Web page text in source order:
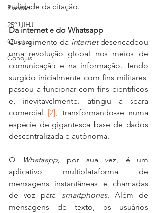
Plantão
25º UIHJ
Quintos
Conojus
nulidade da citação.
Da internet e do Whatsapp
O surgimento da internet desencadeou
uma revolução global nos meios de
comunicação e na informação. Tendo
surgido inicialmente com fins militares,
passou a funcionar com fins científicos
e, inevitavelmente, atingiu a seara
comercial [2], transformando-se numa
espécie de gigantesca base de dados
descentralizada e autônoma.
O Whatsapp, por sua vez, é um
aplicativo multiplataforma de
mensagens instantâneas e chamadas
de voz para smartphones. Além de
mensagens de texto, os usuários